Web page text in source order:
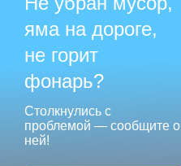
яма на дороге,
не горит
фонарь?
Столкнулись с
проблемой — сообщите о
ней!